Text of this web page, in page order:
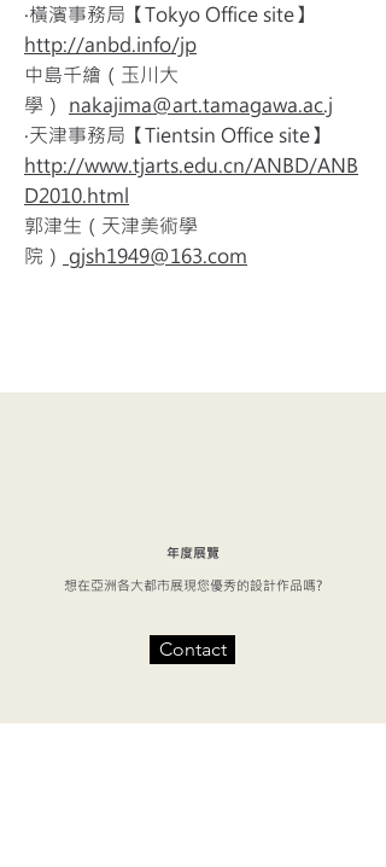
‧橫濱事務局【Tokyo Office site】
http://anbd.info/jp
中島千繪（玉川大
學） nakajima@art.tamagawa.ac.j
‧天津事務局【Tientsin Office site】
http://www.tjarts.edu.cn/ANBD/ANB
D2010.html
郭津生（天津美術學
院） gjsh1949@163.com
年度展覽
想在亞洲各大都市展現您優秀的設計作品嗎?
Contact